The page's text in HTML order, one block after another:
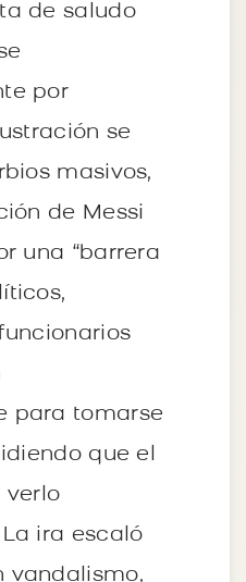
de saludo
por
se
masivos,
de Messi
una “barrera
para tomarse
que el
verlo
ira escaló
vandalismo,